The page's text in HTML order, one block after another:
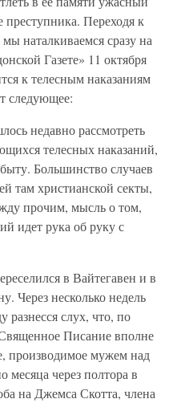
преступника. Переходя к
наталкиваемся сразу на
Газете» 11 октября
к телесным наказаниям
следующее:
недавно рассмотреть
телесных наказаний,
Большинство случаев
там христианской секты,
прочим, мысль о том,
идет рука об руку с
в Вайтегавен и в
Через несколько недель
разнесся слух, что, по
Писание вполне
производимое мужем над
через полтора в
на Джемса Скотта, члена